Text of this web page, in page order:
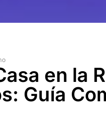
en la
Guía